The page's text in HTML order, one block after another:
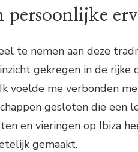
persoonlijke
te nemen aan deze
gekregen in de
voelde me verbonden
gesloten die een
en vieringen op Ibiza
gemaakt.